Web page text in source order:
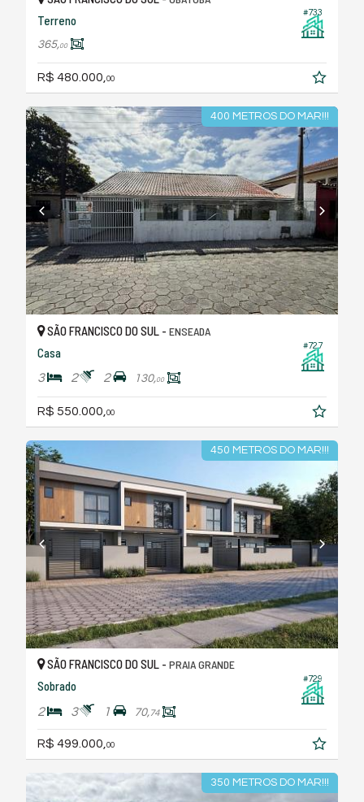
#733
Terreno
365,00
R$ 480.000, 00
400 METROS DO MAR!!!
#727
SÃO FRANCISCO DO SUL - ENSEADA
Casa
3 2 2 130,00
R$ 550.000, 00
450 METROS DO MAR!!!
#729
SÃO FRANCISCO DO SUL - PRAIA GRANDE
Sobrado
2 3 1 70,74
R$ 499.000,00
350 METROS DO MAR!!!